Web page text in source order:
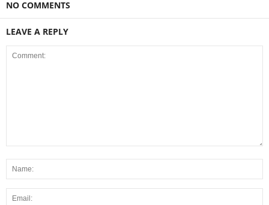
NO COMMENTS
LEAVE A REPLY